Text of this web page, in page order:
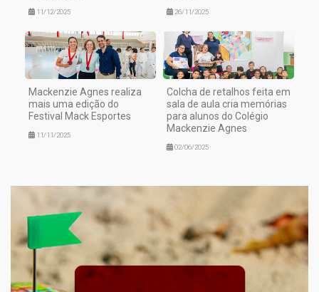
11/12/2025 26/11/2025
Mackenzie Agnes realiza
mais uma edição do
Festival Mack Esportes
11/11/2025
Colcha de retalhos feita em
sala de aula cria memórias
para alunos do Colégio
Mackenzie Agnes
02/06/2025